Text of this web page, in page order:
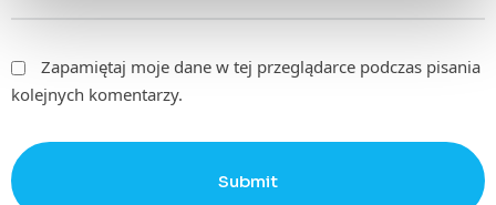
Zapamiętaj moje dane w tej przeglądarce podczas pisania
kolejnych komentarzy.
Submit